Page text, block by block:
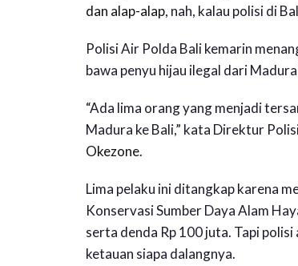
dan alap-alap, nah, kalau polisi di
Polisi Air Polda Bali kemarin
bawa penyu hijau ilegal dari
“Ada lima orang yang menjadi
Madura ke Bali,” kata Direktur
Okezone.
Lima pelaku ini ditangkap karena
Konservasi Sumber Daya Alam
serta denda Rp 100 juta. Tapi
ketauan siapa dalangnya.